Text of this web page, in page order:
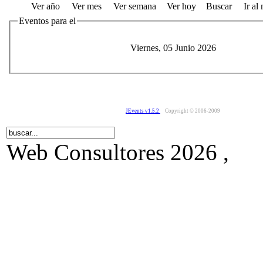
Ver año Ver mes Ver semana Ver hoy Buscar
Ir al
Eventos para el
Viernes, 05 Junio 2026
JEvents v1.5.2 Copyright © 2006-2009
Web Consultores 2026 ,